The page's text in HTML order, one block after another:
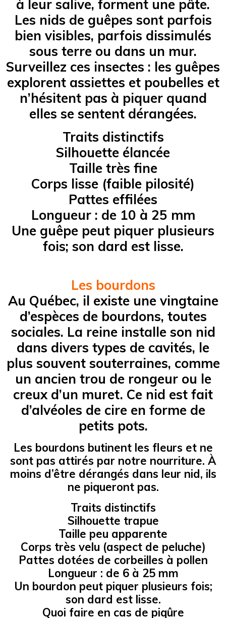
à leur salive, forment une pâte.
Les nids de guêpes sont parfois
bien visibles, parfois dissimulés
sous terre ou dans un mur.
Surveillez ces insectes : les guêpes
explorent assiettes et poubelles et
n’hésitent pas à piquer quand
elles se sentent dérangées.
Traits distinctifs
Silhouette élancée
Taille très fine
Corps lisse (faible pilosité)
Pattes effilées
Longueur : de 10 à 25 mm
Une guêpe peut piquer plusieurs
fois; son dard est lisse.
Les bourdons
Au Québec, il existe une vingtaine
d’espèces de bourdons, toutes
sociales. La reine installe son nid
dans divers types de cavités, le
plus souvent souterraines, comme
un ancien trou de rongeur ou le
creux d’un muret. Ce nid est fait
d’alvéoles de cire en forme de
petits pots.
Les bourdons butinent les fleurs et ne
sont pas attirés par notre nourriture. À
moins d’être dérangés dans leur nid, ils
ne piqueront pas.
Traits distinctifs
Silhouette trapue
Taille peu apparente
Corps très velu (aspect de peluche)
Pattes dotées de corbeilles à pollen
Longueur : de 6 à 25 mm
Un bourdon peut piquer plusieurs fois;
son dard est lisse.
Quoi faire en cas de piqûre